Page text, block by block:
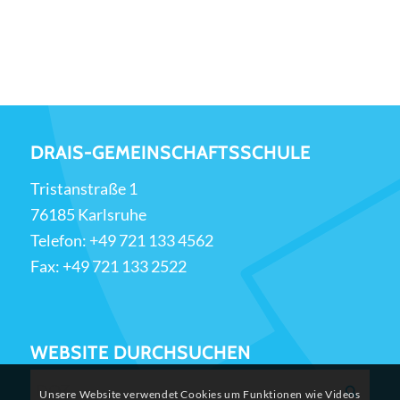
DRAIS-GEMEINSCHAFTSSCHULE
Tristanstraße 1
76185 Karlsruhe
Telefon: +49 721 133 4562
Fax: +49 721 133 2522
WEBSITE DURCHSUCHEN
Unsere Website verwendet Cookies um Funktionen wie Videos